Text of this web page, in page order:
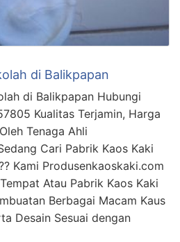
di Balikpapan
di Balikpapan Hubungi
Kualitas Terjamin, Harga
Tenaga Ahli
Cari Pabrik Kaos Kaki
Kami Produsenkaoskaki.com
Atau Pabrik Kaos Kaki
Berbagai Macam Kaus
Desain Sesuai dengan